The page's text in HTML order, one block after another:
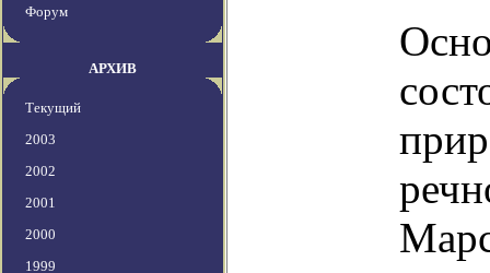
Форум
АРХИВ
Текущий
2003
2002
2001
2000
1999